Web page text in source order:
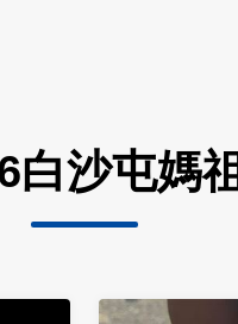
白沙屯媽祖